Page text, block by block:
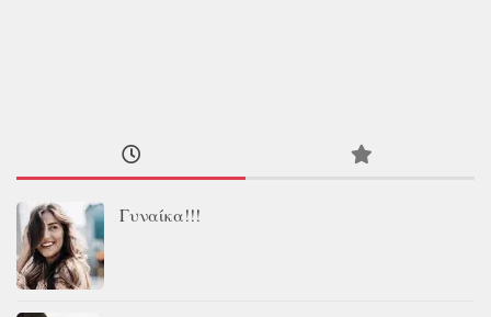
Γυναίκα!!!